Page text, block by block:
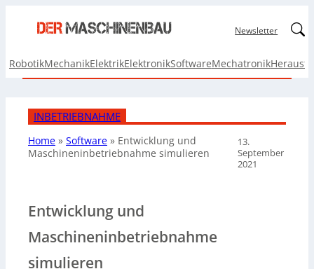
Newsletter
RobotikMechanikElektrikElektronikSoftwareMechatronik
INBETRIEBNAHME
Home » Software » Entwicklung und
Maschineninbetriebnahme simulieren
13.
September
2021
Entwicklung und
Maschineninbetriebnahme
simulieren